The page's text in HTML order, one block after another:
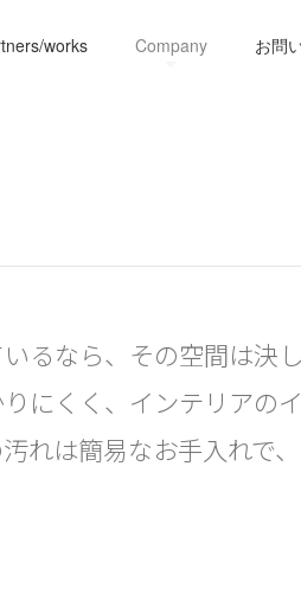
works Company お問
るなら、その空間は決
にくく、インテリアの
れは簡易なお手入れで